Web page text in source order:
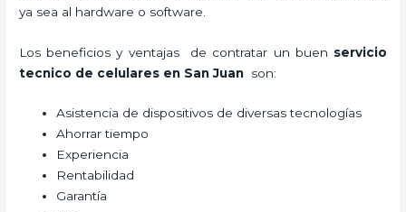
ya sea al hardware o software.
Los beneficios y ventajas de contratar un buen servicio
tecnico de celulares en San Juan son:
Asistencia de dispositivos de diversas tecnologías
Ahorrar tiempo
Experiencia
Rentabilidad
Garantía